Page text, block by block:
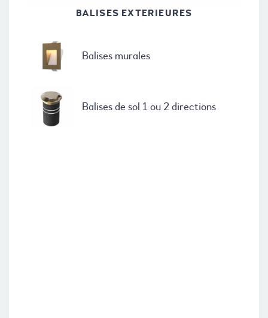
BALISES EXTERIEURES
Balises murales
Balises de sol 1 ou 2 directions